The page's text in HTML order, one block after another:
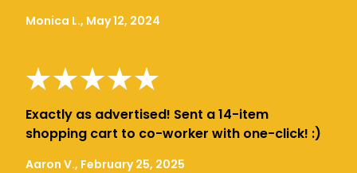
Monica L., May 12, 2024
Exactly as advertised! Sent a 14-item
shopping cart to co-worker with one-click! :)
Aaron V., February 25, 2025